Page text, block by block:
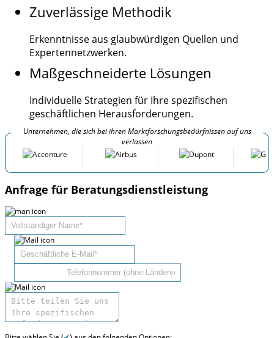
Zuverlässige Methodik
Erkenntnisse aus glaubwürdigen Quellen und
Expertennetzwerken.
Maßgeschneiderte Lösungen
Individuelle Strategien für Ihre spezifischen
geschäftlichen Herausforderungen.
Unternehmen, die sich bei ihren Marktforschungsbedürfnissen auf uns
verlassen
Anfrage für Beratungsdienstleistung